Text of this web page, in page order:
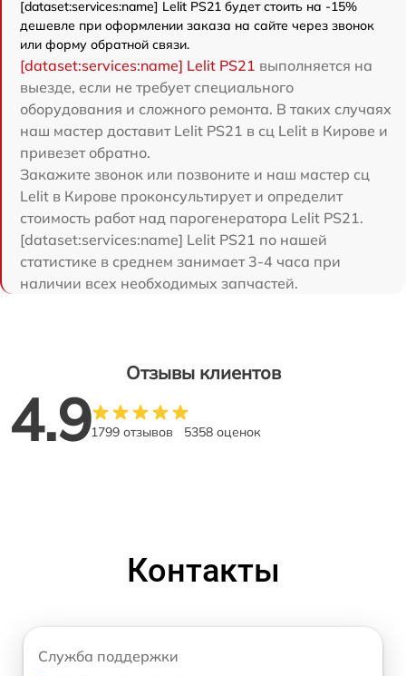
[dataset:services:name] Lelit PS21 будет стоить на -15%
дешевле при оформлении заказа на сайте через звонок
или форму обратной связи.
[dataset:services:name] Lelit PS21 выполняется на
выезде, если не требует специального
оборудования и сложного ремонта. В таких случаях
наш мастер доставит Lelit PS21 в сц Lelit в Кирове и
привезет обратно.
Закажите звонок или позвоните и наш мастер сц
Lelit в Кирове проконсультирует и определит
стоимость работ над парогенератора Lelit PS21.
[dataset:services:name] Lelit PS21 по нашей
статистике в среднем занимает 3-4 часа при
наличии всех необходимых запчастей.
Отзывы клиентов
4.91799 отзывов 5358 оценок
Контакты
Служба поддержки